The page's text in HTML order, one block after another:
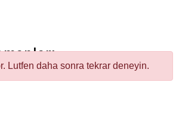
Lutfen daha sonra tekrar deneyin.